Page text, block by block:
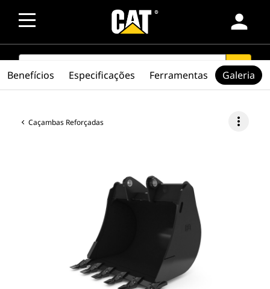
person
SEARCH search
Caçambas Reforçadas more_vert
Benefícios Especificações Ferramentas Galeria